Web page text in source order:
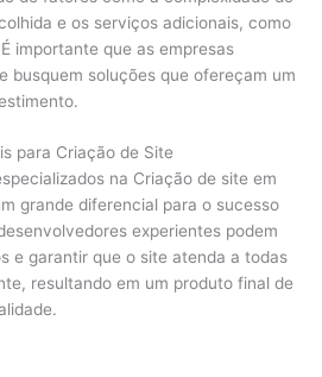
e os serviços adicionais, como
importante que as empresas
busquem soluções que ofereçam um
para Criação de Site
na Criação de site em
grande diferencial para o sucesso
experientes podem
e garantir que o site atenda a todas
resultando em um produto final de